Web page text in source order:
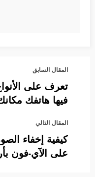
المقال السابق
تعرف على
فيها هاتفك
المقال التالي
كيفية إخفاء
على الآي-فون